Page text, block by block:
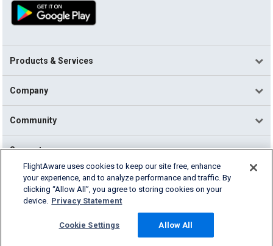
Products & Services
Company
Community
Support
English (USA)
2026 FlightAware
Cookie Settings
FlightAware uses cookies to keep our site free, enhance
your experience, and to analyze performance and traffic. By
clicking “Allow All”, you agree to storing cookies on your
device. Privacy Statement
Cookie Settings Allow All